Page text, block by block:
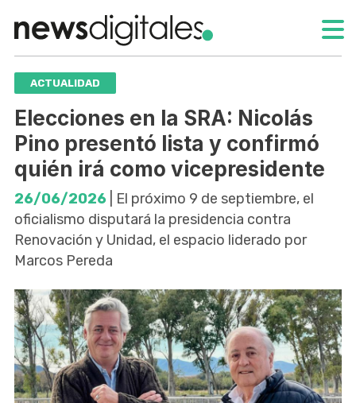
ACTUALIDAD
Elecciones en la SRA: Nicolás
Pino presentó lista y confirmó
quién irá como vicepresidente
26/06/2026 | El próximo 9 de septiembre, el
oficialismo disputará la presidencia contra
Renovación y Unidad, el espacio liderado por
Marcos Pereda